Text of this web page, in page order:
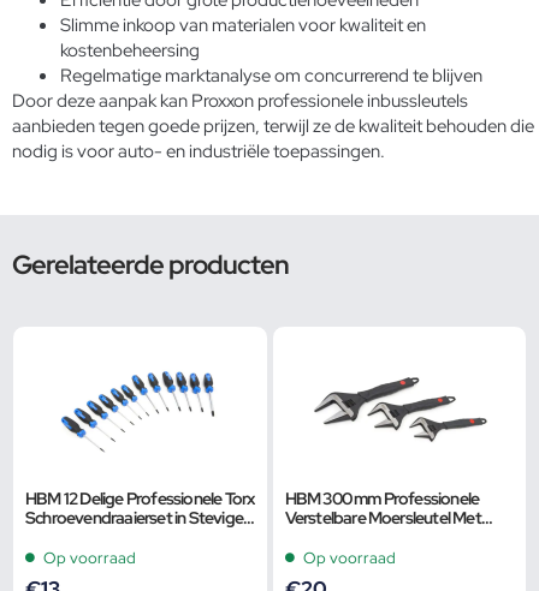
Slimme inkoop van materialen voor kwaliteit en
kostenbeheersing
Regelmatige marktanalyse om concurrerend te blijven
Door deze aanpak kan Proxxon professionele inbussleutels
aanbieden tegen goede prijzen, terwijl ze de kwaliteit behouden die
nodig is voor auto- en industriële toepassingen.
Gerelateerde producten
HBM 12 Delige Professionele Torx
Schroevendraaierset in Stevige
Op voorraad
HBM 300 mm Professionele
Verstelbare Moersleutel Met
Smalle Bek
Op voorraad